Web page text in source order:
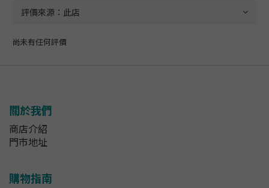
尚未有任何評價
關於我們
商店介紹
門市地址
購物指南